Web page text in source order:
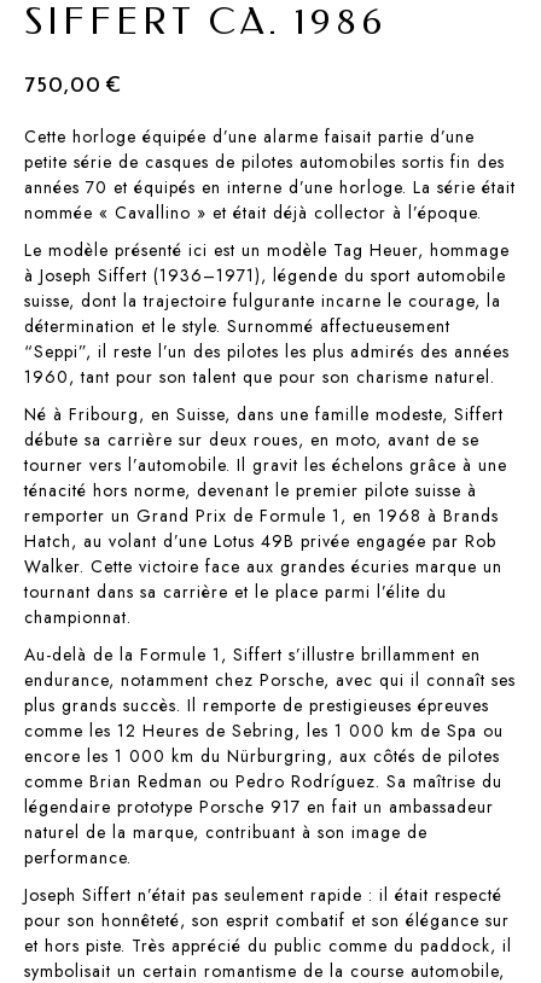
SIFFERT CA. 1986
750,00 €
Cette horloge équipée d’une alarme faisait partie d’une
petite série de casques de pilotes automobiles sortis fin des
années 70 et équipés en interne d’une horloge. La série était
nommée « Cavallino » et était déjà collector à l’époque.
Le modèle présenté ici est un modèle Tag Heuer, hommage
à Joseph Siffert (1936–1971), légende du sport automobile
suisse, dont la trajectoire fulgurante incarne le courage, la
détermination et le style. Surnommé affectueusement
“Seppi”, il reste l’un des pilotes les plus admirés des années
1960, tant pour son talent que pour son charisme naturel.
Né à Fribourg, en Suisse, dans une famille modeste, Siffert
débute sa carrière sur deux roues, en moto, avant de se
tourner vers l’automobile. Il gravit les échelons grâce à une
ténacité hors norme, devenant le premier pilote suisse à
remporter un Grand Prix de Formule 1, en 1968 à Brands
Hatch, au volant d’une Lotus 49B privée engagée par Rob
Walker. Cette victoire face aux grandes écuries marque un
tournant dans sa carrière et le place parmi l’élite du
championnat.
Au-delà de la Formule 1, Siffert s’illustre brillamment en
endurance, notamment chez Porsche, avec qui il connaît ses
plus grands succès. Il remporte de prestigieuses épreuves
comme les 12 Heures de Sebring, les 1 000 km de Spa ou
encore les 1 000 km du Nürburgring, aux côtés de pilotes
comme Brian Redman ou Pedro Rodríguez. Sa maîtrise du
légendaire prototype Porsche 917 en fait un ambassadeur
naturel de la marque, contribuant à son image de
performance.
Joseph Siffert n’était pas seulement rapide : il était respecté
pour son honnêteté, son esprit combatif et son élégance sur
et hors piste. Très apprécié du public comme du paddock, il
symbolisait un certain romantisme de la course automobile,